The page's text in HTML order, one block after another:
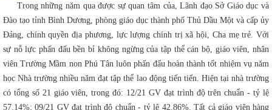
Trong những năm qua được sự quan tâm của, Lãnh đạo Sở Giáo dục và
Đào tạo tỉnh Bình Dương, phòng giáo dục thành phố Thủ Dầu Một và cấp ủy
Đảng, chính quyền địa phương, lực lượng chính trị xã hội, Cha mẹ trẻ. Với
sự nỗ lực phấn đấu bền bỉ không ngừng của tập thể cán bộ, giáo viên, nhân
viên Trường Mầm non Phú Tân luôn phấn đấu hoàn thành tốt nhiệm vụ năm
học Nhà trường nhiều năm đạt tập thể lao động tiến tiến. Hiện tại nhà trường
có tổng số 21 giáo viên, trong đó: 12/21 GV đạt trình độ trên chuẩn - tỷ lệ
57.14%; 09/21 GV đạt trình độ chuẩn - tỷ lệ 42.86%. Tất cả giáo viên hàng